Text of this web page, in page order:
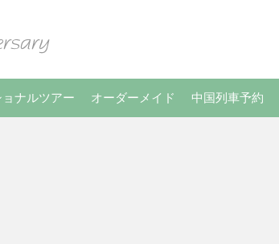
ナルツアー オーダーメイド 中国列車予約